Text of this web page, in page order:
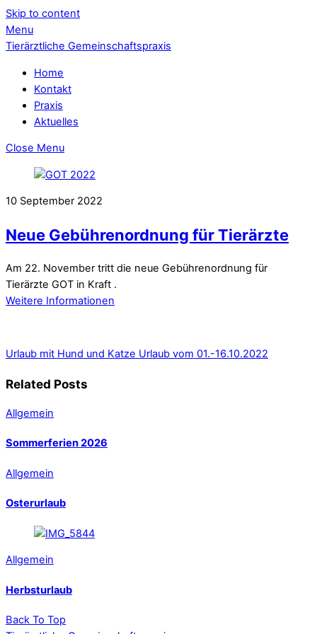
Skip to content
Menu
Tierärztliche Gemeinschaftspraxis
Home
Kontakt
Praxis
Aktuelles
Close Menu
10 September 2022
Neue Gebührenordnung für Tierärzte
Am 22. November tritt die neue Gebührenordnung für
Tierärzte GOT in Kraft .
Weitere Informationen
Urlaub mit Hund und Katze Urlaub vom 01.-16.10.2022
Related Posts
Allgemein
Sommerferien 2026
Allgemein
Osterurlaub
Allgemein
Herbsturlaub
Back To Top